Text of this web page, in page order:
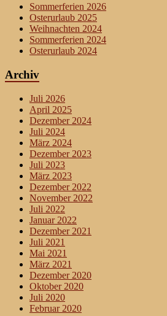
Sommerferien 2026
Osterurlaub 2025
Weihnachten 2024
Sommerferien 2024
Osterurlaub 2024
Archiv
Juli 2026
April 2025
Dezember 2024
Juli 2024
März 2024
Dezember 2023
Juli 2023
März 2023
Dezember 2022
November 2022
Juli 2022
Januar 2022
Dezember 2021
Juli 2021
Mai 2021
März 2021
Dezember 2020
Oktober 2020
Juli 2020
Februar 2020